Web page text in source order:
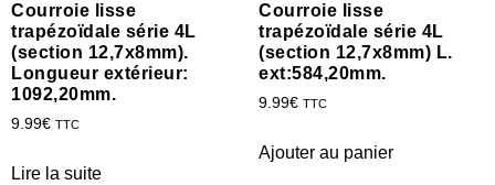
Courroie lisse
trapézoïdale série 4L
(section 12,7x8mm).
Longueur extérieur:
1092,20mm.
9.99€ TTC
Lire la suite
Courroie lisse
trapézoïdale série 4L
(section 12,7x8mm) L.
ext:584,20mm.
9.99€ TTC
Ajouter au panier